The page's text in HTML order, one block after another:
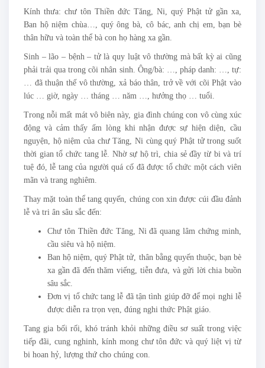
Kính thưa: chư tôn Thiền đức Tăng, Ni, quý Phật tử gần xa,
Ban hộ niệm chùa…, quý ông bà, cô bác, anh chị em, bạn bè
thân hữu và toàn thể bà con họ hàng xa gần.
Sinh – lão – bệnh – tử là quy luật vô thường mà bất kỳ ai cũng
phải trải qua trong cõi nhân sinh. Ông/bà: …, pháp danh: …, tự:
… đã thuận thế vô thường, xả báo thân, trở về với cõi Phật vào
lúc … giờ, ngày … tháng … năm …, hưởng thọ … tuổi.
Trong nỗi mất mát vô biên này, gia đình chúng con vô cùng xúc
động và cảm thấy ấm lòng khi nhận được sự hiện diện, cầu
nguyện, hộ niệm của chư Tăng, Ni cùng quý Phật tử trong suốt
thời gian tổ chức tang lễ. Nhờ sự hộ trì, chia sẻ đầy từ bi và trí
tuệ đó, lễ tang của người quá cố đã được tổ chức một cách viên
mãn và trang nghiêm.
Thay mặt toàn thể tang quyến, chúng con xin được cúi đầu đảnh
lễ và tri ân sâu sắc đến:
Chư tôn Thiền đức Tăng, Ni đã quang lâm chứng minh,
cầu siêu và hộ niệm.
Ban hộ niệm, quý Phật tử, thân bằng quyến thuộc, bạn bè
xa gần đã đến thăm viếng, tiễn đưa, và gửi lời chia buồn
sâu sắc.
Đơn vị tổ chức tang lễ đã tận tình giúp đỡ để mọi nghi lễ
được diễn ra trọn vẹn, đúng nghi thức Phật giáo.
Tang gia bối rối, khó tránh khỏi những điều sơ suất trong việc
tiếp đãi, cung nghinh, kính mong chư tôn đức và quý liệt vị từ
bi hoan hỷ, lượng thứ cho chúng con.